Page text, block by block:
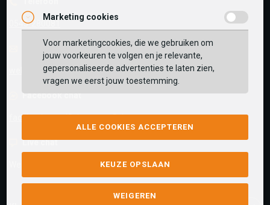
0545-280081
E-mail Antwoord binnen 24 uur
webshop@schuurman-schoenen.nl
Facebook chat
facebook.com/SchuurmanSchoenen
Live chat
We zijn beschikbaar voor al je vragenKlik hier
Marketing cookies
Voor marketingcookies, die we gebruiken om
jouw voorkeuren te volgen en je relevante,
gepersonaliseerde advertenties te laten zien,
vragen we eerst jouw toestemming.
ALLE COOKIES ACCEPTEREN
KEUZE OPSLAAN
WEIGEREN